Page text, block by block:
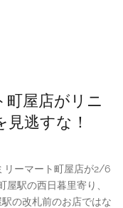
町屋店がリニ
逃すな！
リーマート町屋店が2/6
駅の西日暮里寄り、
の改札前のお店ではな